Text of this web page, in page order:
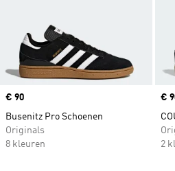
Price
€ 90
Busenitz Pro Schoenen
Originals
8 kleuren
€
2